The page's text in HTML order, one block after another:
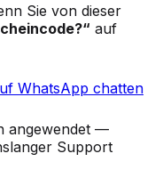
Sie von dieser
auf
WhatsApp chatten
angewendet —
Support